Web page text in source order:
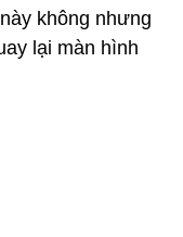
không nhưng
lại màn hình